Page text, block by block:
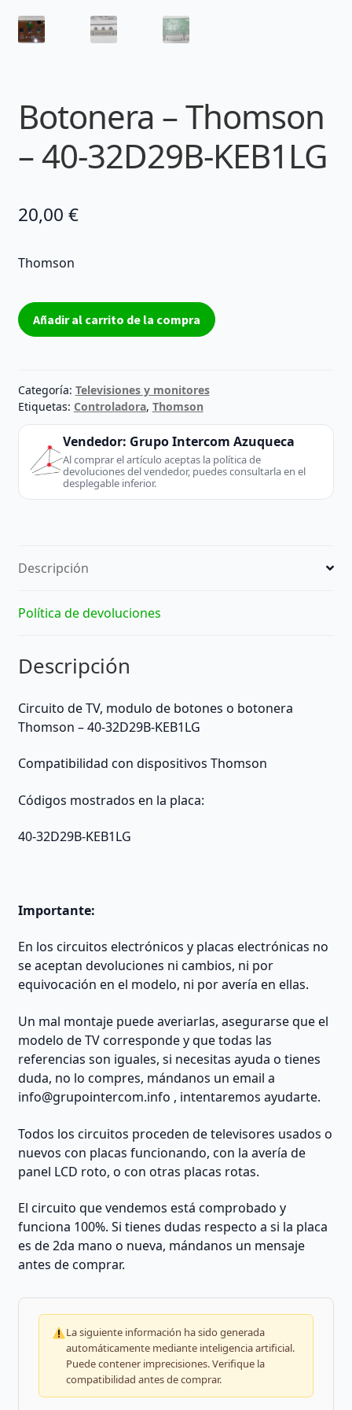
Botonera – Thomson
– 40-32D29B-KEB1LG
20,00 €
Thomson
Botonera
-
40-
32D29B-
KEB1LG
cantidad
Añadir al carrito de la compra
Categoría: Televisiones y monitores
Etiquetas: Controladora, Thomson
Vendedor: Grupo Intercom Azuqueca
Al comprar el artículo aceptas la política de
devoluciones del vendedor, puedes consultarla en el
desplegable inferior.
Descripción
Política de devoluciones
Descripción
Circuito de TV, modulo de botones o botonera
Thomson – 40-32D29B-KEB1LG
Compatibilidad con dispositivos Thomson
Códigos mostrados en la placa:
40-32D29B-KEB1LG
Importante:
En los circuitos electrónicos y placas electrónicas no
se aceptan devoluciones ni cambios, ni por
equivocación en el modelo, ni por avería en ellas.
Un mal montaje puede averiarlas, asegurarse que el
modelo de TV corresponde y que todas las
referencias son iguales, si necesitas ayuda o tienes
duda, no lo compres, mándanos un email a
info@grupointercom.info , intentaremos ayudarte.
Todos los circuitos proceden de televisores usados o
nuevos con placas funcionando, con la avería de
panel LCD roto, o con otras placas rotas.
El circuito que vendemos está comprobado y
funciona 100%. Si tienes dudas respecto a si la placa
es de 2da mano o nueva, mándanos un mensaje
antes de comprar.
La siguiente información ha sido generada
automáticamente mediante inteligencia artificial.
Puede contener imprecisiones. Verifique la
compatibilidad antes de comprar.